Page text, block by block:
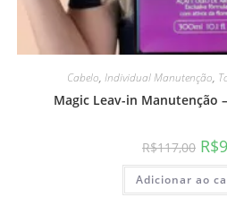
Cabelo, Individual Manutenção,
Magic Leav-in Manutenção
R$117,00 R$
Adicionar ao